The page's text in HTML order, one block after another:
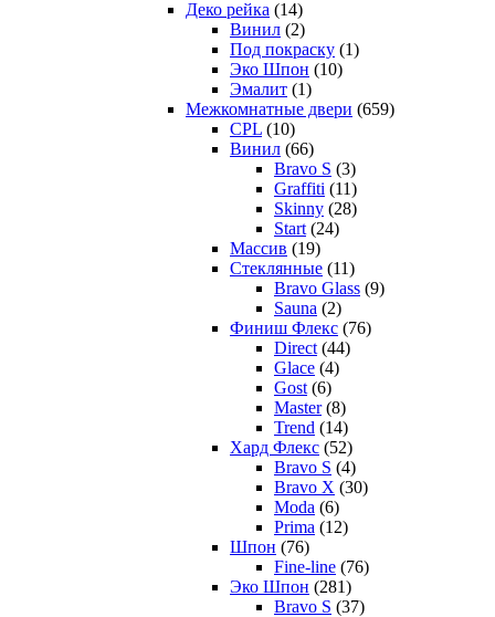
Деко рейка (14)
Винил (2)
Под покраску (1)
Эко Шпон (10)
Эмалит (1)
Межкомнатные двери (659)
CPL (10)
Винил (66)
Bravo S (3)
Graffiti (11)
Skinny (28)
Start (24)
Массив (19)
Стеклянные (11)
Bravo Glass (9)
Sauna (2)
Финиш Флекс (76)
Direct (44)
Glace (4)
Gost (6)
Master (8)
Trend (14)
Хард Флекс (52)
Bravo S (4)
Bravo X (30)
Moda (6)
Prima (12)
Шпон (76)
Fine-line (76)
Эко Шпон (281)
Bravo S (37)